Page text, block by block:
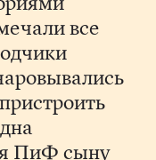
все
ПиФ сыну